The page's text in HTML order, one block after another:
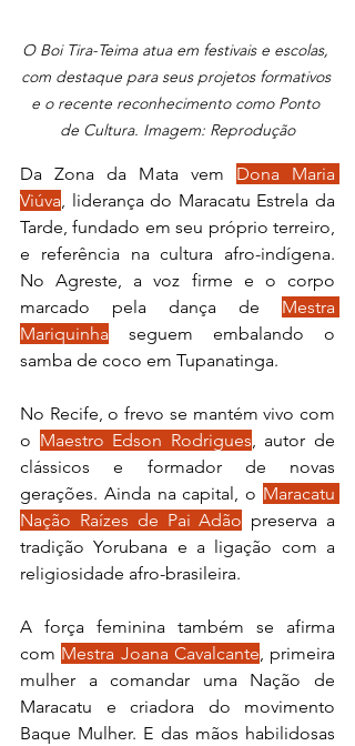
O Boi Tira-Teima atua em festivais e escolas,
com destaque para seus projetos formativos
e o recente reconhecimento como Ponto
de Cultura. Imagem: Reprodução
Da Zona da Mata vem Dona Maria
Viúva, liderança do Maracatu Estrela da
Tarde, fundado em seu próprio terreiro,
e referência na cultura afro-indígena.
No Agreste, a voz firme e o corpo
marcado pela dança de Mestra
Mariquinha seguem embalando o
samba de coco em Tupanatinga.
No Recife, o frevo se mantém vivo com
o Maestro Edson Rodrigues, autor de
clássicos e formador de novas
gerações. Ainda na capital, o Maracatu
Nação Raízes de Pai Adão preserva a
tradição Yorubana e a ligação com a
religiosidade afro-brasileira.
A força feminina também se afirma
com Mestra Joana Cavalcante, primeira
mulher a comandar uma Nação de
Maracatu e criadora do movimento
Baque Mulher. E das mãos habilidosas